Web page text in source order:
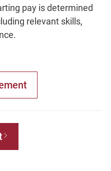
pay is determined
relevant skills,